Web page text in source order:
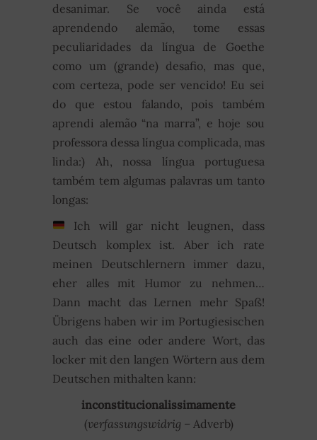
desanimar. Se você ainda está
aprendendo alemão, tome essas
peculiaridades da língua de Goethe
como um (grande) desafio, mas que,
com certeza, pode ser vencido! Eu sei
do que estou falando, pois também
aprendi alemão “na marra”, e hoje sou
professora dessa língua complicada, mas
linda:) Ah, nossa língua portuguesa
também tem algumas palavras um tanto
longas:
Ich will gar nicht leugnen, dass
Deutsch komplex ist. Aber ich rate
meinen Deutschlernern immer dazu,
eher alles mit Humor zu nehmen…
Dann macht das Lernen mehr Spaß!
Übrigens haben wir im Portugiesischen
auch das eine oder andere Wort, das
locker mit den langen Wörtern aus dem
Deutschen mithalten kann:
inconstitucionalissimamente
(verfassungswidrig – Adverb)